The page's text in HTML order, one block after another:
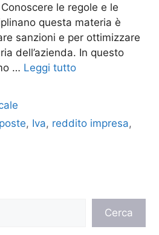
le regole e le
questa materia è
sanzioni e per ottimizzare
dell’azienda. In questo
… Leggi tutto
, Iva, reddito impresa,
Cerca